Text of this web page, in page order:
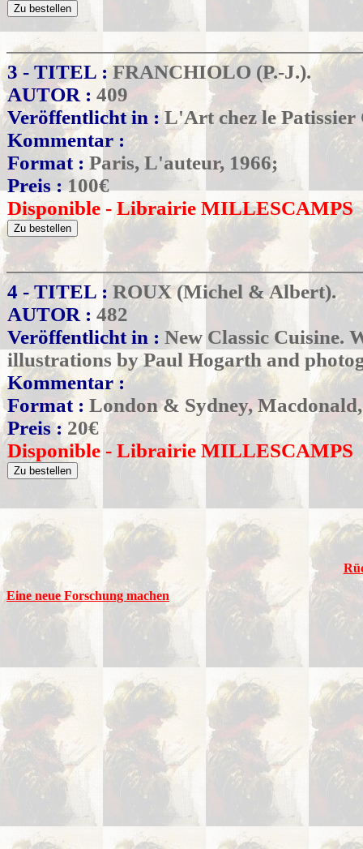
3 - TITEL :FRANCHIOLO (P.-J.).
AUTOR : 409
Veröffentlicht in :L'Art chez le Patissier
Kommentar :
Format : Paris, L'auteur, 1966;
Preis : 100€
Disponible - Librairie MILLESCAMPS
4 - TITEL : ROUX (Michel & Albert).
AUTOR : 482
Veröffentlicht in : New Classic Cuisine.
illustrations by Paul Hogarth and
Kommentar :
Format : London & Sydney,
Preis : 20€
Disponible - Librairie MILLESCAMPS
Eine neue Forschung machen